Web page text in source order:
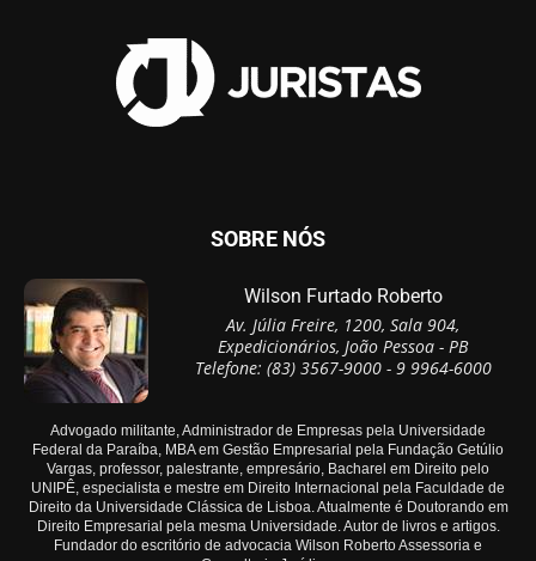
SOBRE NÓS
Wilson Furtado Roberto
Av. Júlia Freire, 1200, Sala 904,
Expedicionários, João Pessoa - PB
Telefone: (83) 3567-9000 - 9 9964-6000
Advogado militante, Administrador de Empresas pela Universidade
Federal da Paraíba, MBA em Gestão Empresarial pela Fundação Getúlio
Vargas, professor, palestrante, empresário, Bacharel em Direito pelo
UNIPÊ, especialista e mestre em Direito Internacional pela Faculdade de
Direito da Universidade Clássica de Lisboa. Atualmente é Doutorando em
Direito Empresarial pela mesma Universidade. Autor de livros e artigos.
Fundador do escritório de advocacia Wilson Roberto Assessoria e